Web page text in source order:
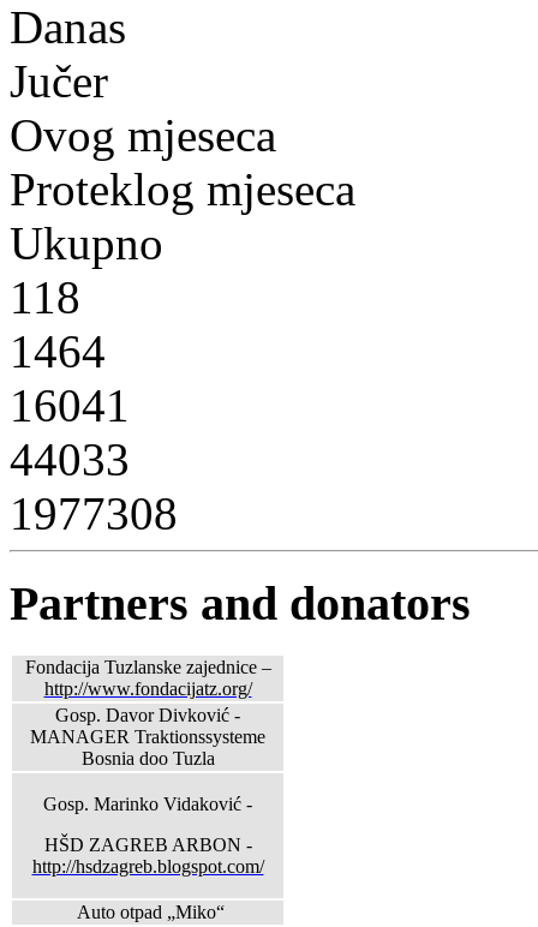
Danas
Jučer
Ovog mjeseca
Proteklog mjeseca
Ukupno
118
1464
16041
44033
1977308
Partners and donators
Fondacija Tuzlanske zajednice –
http://www.fondacijatz.org/
Gosp. Davor Divković -
MANAGER Traktionssysteme
Bosnia doo Tuzla
Gosp. Marinko Vidaković -
HŠD ZAGREB ARBON -
http://hsdzagreb.blogspot.com/
Auto otpad „Miko“